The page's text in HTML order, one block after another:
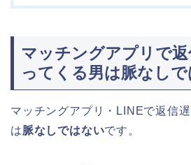
マッチングアプリで
ってくる男は脈なし
マッチングアプリ・LINEで返信
は脈なしではないです。